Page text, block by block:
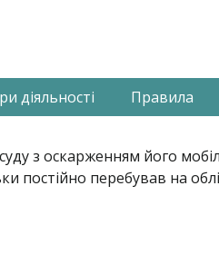
діяльності Правила